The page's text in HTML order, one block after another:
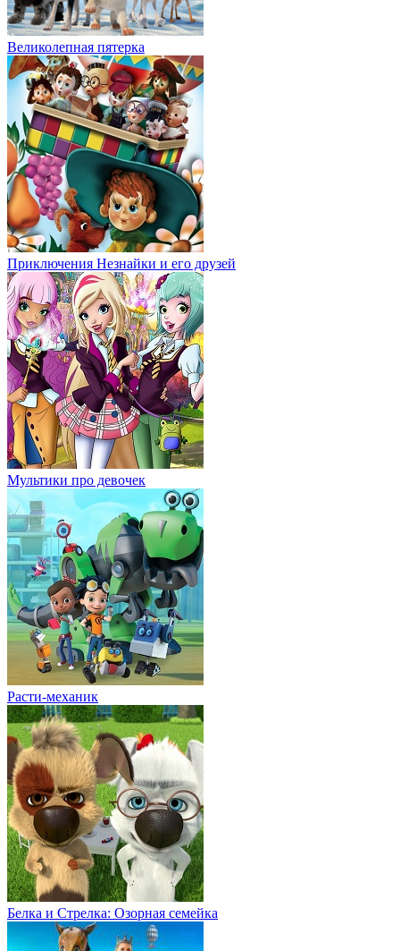
Великолепная пятерка
Приключения Незнайки и его друзей
Мультики про девочек
Расти-механик
Белка и Стрелка: Озорная семейка